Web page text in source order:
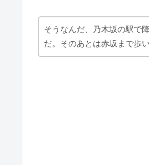
そうなんだ、乃木坂の駅で
だ。そのあとは赤坂まで歩